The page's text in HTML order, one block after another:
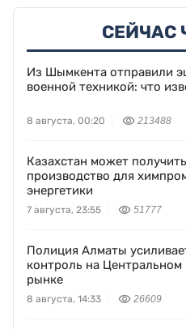
СЕЙЧАС
Из Шымкента отправили
военной техникой: что
8 августа, 00:20 213488
Казахстан может
производство для
энергетики
7 августа, 23:55 51777
Полиция Алматы
контроль на Центральном
рынке
8 августа, 14:33 26609